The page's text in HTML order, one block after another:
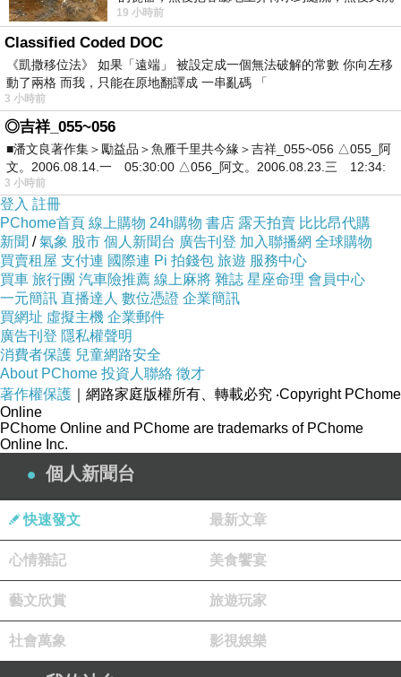
他真的是一臉優等模範生的白淨臉. 但我完全沒
想到, 他其實大曾敬驊五歲. 演起中學生或是大學
生, 還是有演出很嫩的感覺. 厲害!
這部劇裡, 我也算是第一次覺得楊謹華好會演啊.
之前她多半是演女主角, 或許是因為這樣, 可以感
受到她的努力詮釋. 但是這部劇, 她演的人物個性
跟之前的角色差很多, 但是她演得很自然到位. 尤
其是第一集, 身為髮型師的她, 聽到兒子說要到外
面去剪頭髮, 不要她這個媽媽來剪, 瞬間那個氣氛
凝結, 讓兒子嚇得落荒而逃的戲, 讓我看到一個不
浮誇但是氣場壓迫感十足的她. 很棒!
這部劇每個故事都邀請很厲害的人來客串, 給足
觀眾驚喜與期待. 首集的姚淳耀演的喪屍,不會恐
怖, 還很有喜感. 最讓我驚喜的是張軒睿, 習慣了
用九柑仔店, 充滿陽光氣息的他,想不到這樣笑容
的人去演反派, 也駕馭的那麼好, 笑得越陽光, 反
而讓人更不寒而慄, 這真的是太大的反差.
再分享下去, 可能就暴雷太多,影響觀賞情緒了. 但
是真心推薦這部劇, 可以讓你在下班之後, 放鬆你
的心情~
上一篇：
一頂棒球潮帽，後來發現帽
19 小時前
Classified Coded DOC
《凱撒移位法》 如果「遠端」 被設定成一個無法破解的常數 你向左移
動了兩格 而我，只能在原地翻譯成 一串亂碼 「
3 小時前
◎吉祥_055~056
■潘文良著作集＞勵益品＞魚雁千里共今緣＞吉祥_055~056 △055_阿
文。2006.08.14.一 05:30:00 △056_阿文。2006.08.23.三 12:34:
3 小時前
登入 註冊
PChome首頁 線上購物 24h購物 書店 露天拍賣 比比昂代購
新聞 /氣象 股市 個人新聞台 廣告刊登 加入聯播網 全球購物
買賣租屋 支付連 國際連 Pi 拍錢包 旅遊 服務中心
買車 旅行團 汽車險推薦 線上麻將 雜誌 星座命理 會員中心
一元簡訊 直播達人 數位憑證 企業簡訊
買網址 虛擬主機 企業郵件
廣告刊登 隱私權聲明
消費者保護 兒童網路安全
About PChome 投資人聯絡 徵才
著作權保護 ｜網路家庭版權所有、轉載必究 ‧Copyright PChome
Online
PChome Online and PChome are trademarks of PChome
Online Inc.
個人新聞台
快速發文 最新文章
心情雜記 美食饗宴
藝文欣賞 旅遊玩家
社會萬象 影視娛樂